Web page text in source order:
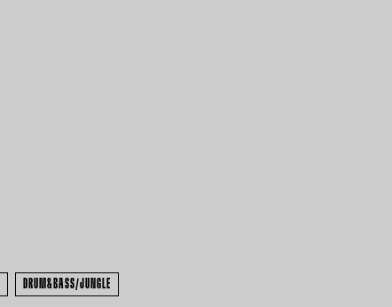
DRUM&BASS/JUNGLE